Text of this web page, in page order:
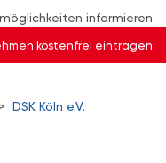
informieren
kostenfrei eintragen
> DSK Köln e.V.